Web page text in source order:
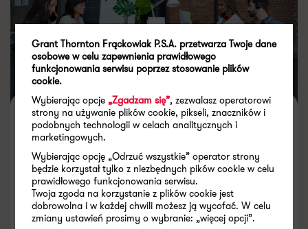
ESG w polskim biznesie – co
zachęca firmy do
zrównoważonego rozwoju?
Grant Thornton Frąckowiak P.S.A. przetwarza Twoje dane
osobowe w celu zapewnienia prawidłowego
funkcjonowania serwisu poprzez stosowanie plików
cookie.
Wybierając opcje„Zgadzam się”, zezwalasz operatorowi
strony na używanie plików cookie, pikseli, znaczników i
podobnych technologii w celach analitycznych i
marketingowych.
Wybierając opcję „Odrzuć wszystkie” operator strony
będzie korzystał tylko z niezbędnych pików cookie w celu
prawidłowego funkcjonowania serwisu.
Twoja zgoda na korzystanie z plików cookie jest
dobrowolna i w każdej chwili możesz ją wycofać. W celu
zmiany ustawień prosimy o wybranie: „więcej opcji”.